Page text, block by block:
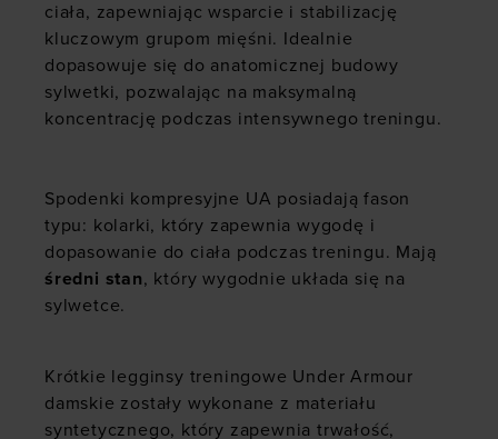
ciała, zapewniając wsparcie i stabilizację
kluczowym grupom mięśni. Idealnie
dopasowuje się do anatomicznej budowy
sylwetki, pozwalając na maksymalną
koncentrację podczas intensywnego treningu.
Spodenki kompresyjne UA posiadają fason
typu: kolarki, który zapewnia wygodę i
dopasowanie do ciała podczas treningu. Mają
średni stan, który wygodnie układa się na
sylwetce.
Krótkie legginsy treningowe Under Armour
damskie zostały wykonane z materiału
syntetycznego, który zapewnia trwałość,